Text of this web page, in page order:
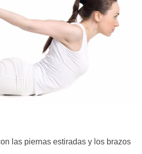
las piernas estiradas y los brazos